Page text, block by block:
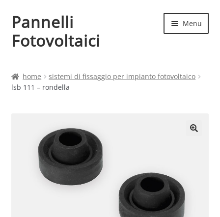
Vai
alla
navigazione
Vai
al
contenuto
Pannelli
Fotovoltaici
Menu
Cart
Chi siamo
Contatti
home
sistemi di fissaggio per impianto fotovoltaico
lsb 111 – rondella